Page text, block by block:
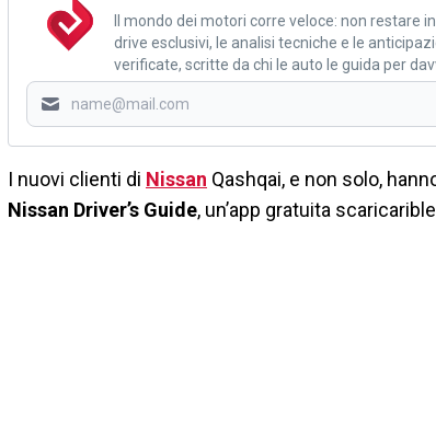
Il mondo dei motori corre veloce: non
drive esclusivi, le analisi tecniche e le
verificate, scritte da chi le auto le guida per
I nuovi clienti di Nissan Qashqai, e non solo,
Nissan Driver’s Guide, un’app gratuita